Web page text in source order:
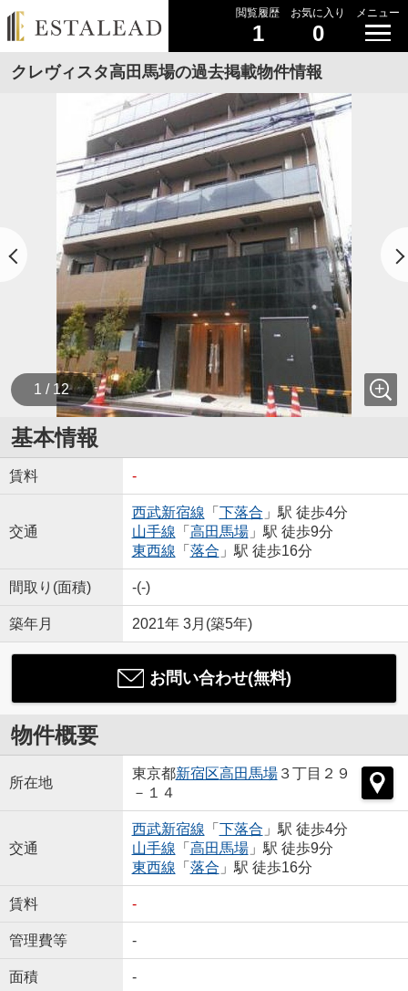
閲覧履歴
1
お気に入り
0
メニュー
クレヴィスタ高田馬場の過去掲載物件情報
1 / 12
基本情報
賃料 -
交通
西武新宿線 「 下落合 」駅 徒歩4分
山手線 「 高田馬場」駅 徒歩9分
東西線 「 落合 」駅 徒歩16分
間取り(面積) -(-)
築年月 2021年 3月(築5年)
お問い合わせ(無料)
物件概要
所在地
東京都新宿区高田馬場３丁目２９
－１４
交通
西武新宿線 「 下落合 」駅 徒歩4分
山手線 「 高田馬場」駅 徒歩9分
東西線 「 落合 」駅 徒歩16分
賃料 -
管理費等 -
面積 -